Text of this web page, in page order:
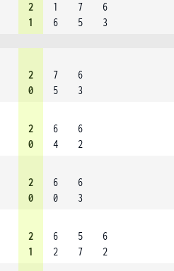
2
1
1
6
7
5
6
3
2
0
7
5
6
3
2
0
6
4
6
2
2
0
6
0
6
3
2
1
6
2
5
7
6
2